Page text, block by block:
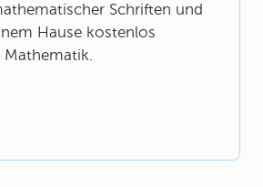
Schriften und
Hause kostenlos